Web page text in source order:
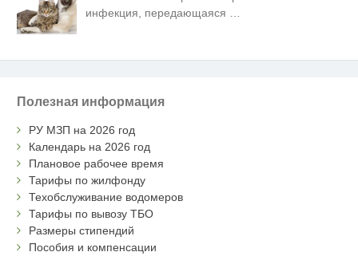
инфекция, передающаяся
Полезная информация
РУ МЗП на 2026 год
Календарь на 2026 год
Плановое рабочее время
Тарифы по жилфонду
Техобслуживание водомеров
Тарифы по вывозу ТБО
Размеры стипендий
Пособия и компенсации